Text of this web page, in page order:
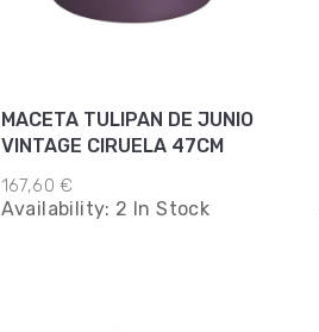
MACETA TULIPAN DE JUNIO
VINTAGE CIRUELA 47CM
167,60 €
Availability: 2 In Stock